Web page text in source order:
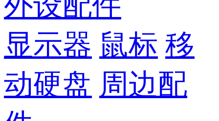
显示器 鼠标 移
动硬盘 周边配